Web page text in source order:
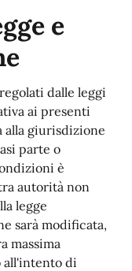
e
dalle leggi
ai presenti
alla giurisdizione
parte o
è
autorità non
legge
sarà modificata,
massima
all'intento di